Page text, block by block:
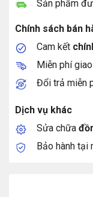
Sản phẩm
Chính sách bán
Cam kết
Miễn phí
Đổi trả miễn
Dịch vụ khác
Sửa chữa
Bảo hành tại